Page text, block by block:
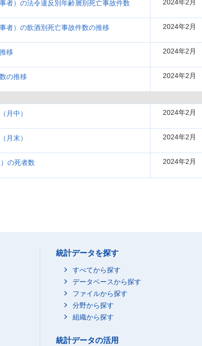
者）の法令違反別年齢層別死亡事故件数 2024年2月
者）の飲酒別死亡事故件数の推移 2024年2月
移 2024年2月
の推移 2024年2月
月中） 2024年2月
月末） 2024年2月
の死者数 2024年2月
統計データを探す
すべてから探す
データベースから探す
ファイルから探す
分野から探す
組織から探す
統計データの活用